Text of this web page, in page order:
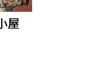
屋